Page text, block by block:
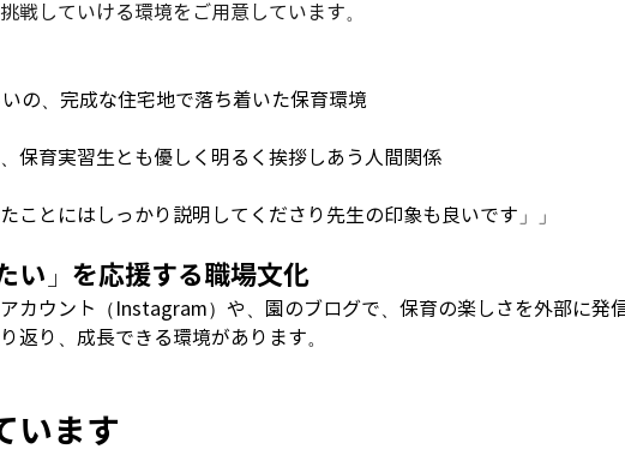
戦していける環境をご用意しています。
の、完成な住宅地で落ち着いた保育環境
保育実習生とも優しく明るく挨拶しあう人間関係
ことにはしっかり説明してくださり先生の印象も良いです」」
い」を応援する職場文化
カウント（Instagram）や、園のブログで、保育の楽しさを外部に発
返り、成長できる環境があります。
います